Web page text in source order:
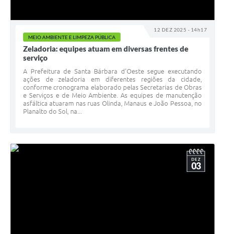
12 DEZ 2025 - 14h17
MEIO AMBIENTE E LIMPEZA PÚBLICA
Zeladoria: equipes atuam em diversas frentes de
serviço
A Prefeitura de Santa Bárbara d’Oeste segue executando
ações de zeladoria em diferentes regiões da cidade,
conforme cronograma elaborado pelas Secretarias de Obras
e Serviços e de Meio Ambiente. As equipes de manutenção
asfáltica atuaram nas ruas Olinda, Manaus e João Pessoa, no
Planalto do Sol, na...
DEZ
03